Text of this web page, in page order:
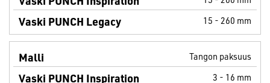
15 - 260 mm
Tangon paksuus
3 - 16 mm